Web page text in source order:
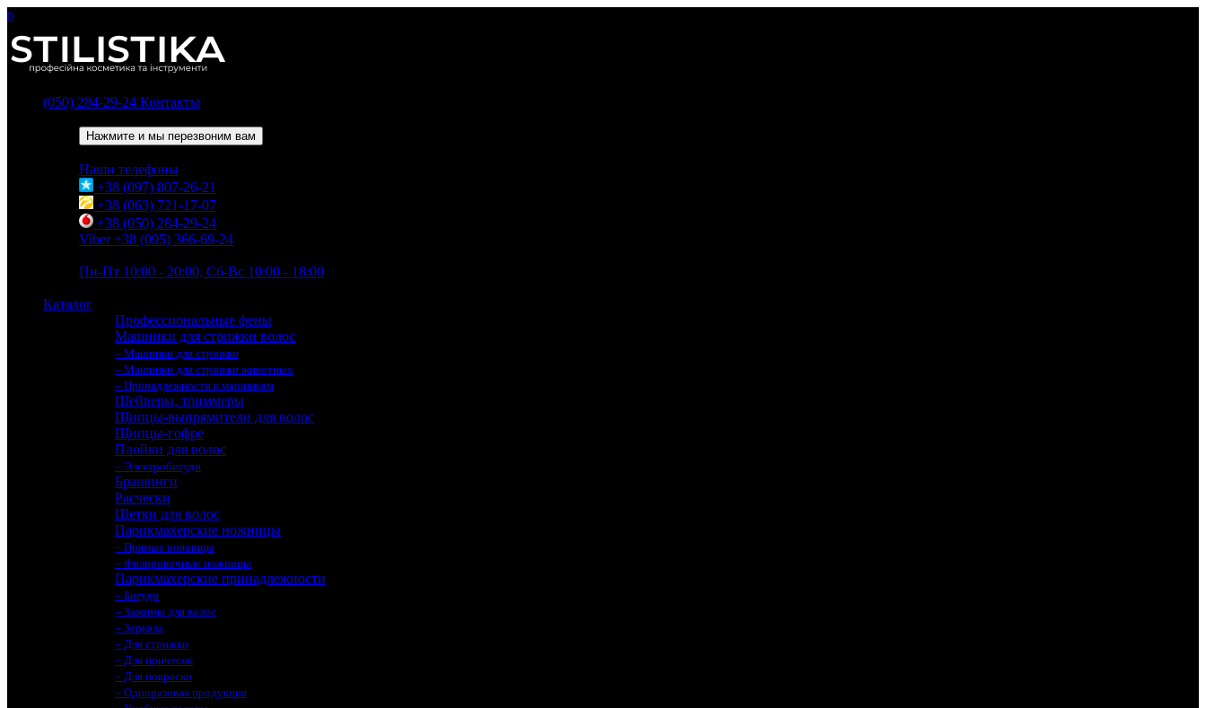
0
(050) 284-29-24 Контакты
Нажмите и мы перезвоним вам
Наши телефоны
+38 (097) 807-26-21
+38 (063) 721-17-07
+38 (050) 284-29-24
Viber +38 (095) 366-69-24
Пн-Пт 10:00 - 20:00, Сб-Вс 10:00 - 18:00
Каталог
Профессиональные фены
Машинки для стрижки волос
– Машинки для стрижки
– Машинки для стрижки животных
– Принадлежности к машинкам
Шейверы, триммеры
Щипцы-выпрямители для волос
Щипцы-гофре
Плойки для волос
– Электробигуди
Брашинги
Расчески
Щетки для волос
Парикмахерские ножницы
– Прямые ножницы
– Филировочные ножницы
Парикмахерские принадлежности
– Бигуди
– Зажимы для волос
– Зеркала
– Для стрижки
– Для причесок
– Для покраски
– Одноразовая продукция